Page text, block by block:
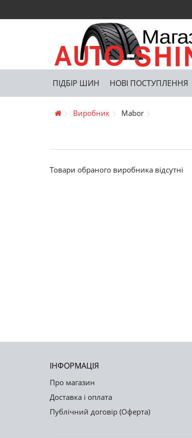
ПІДБІР ШИН НОВІ ПОСТУПЛЕННЯ
Виробник Mabor
Товари обраного виробника відсутні
ІНФОРМАЦІЯ
Про магазин
Доставка і оплата
Публічний договір (Оферта)